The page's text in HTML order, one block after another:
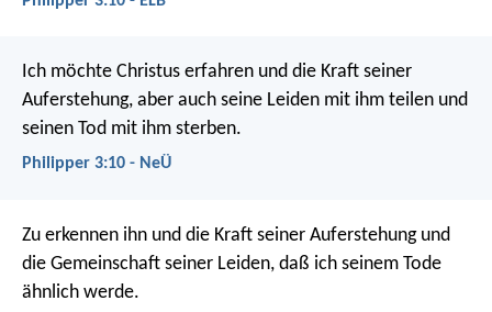
Ich möchte Christus erfahren und die Kraft seiner
Auferstehung, aber auch seine Leiden mit ihm teilen und
seinen Tod mit ihm sterben.
Philipper 3:10 - NeÜ
Zu erkennen ihn und die Kraft seiner Auferstehung und
die Gemeinschaft seiner Leiden, daß ich seinem Tode
ähnlich werde.